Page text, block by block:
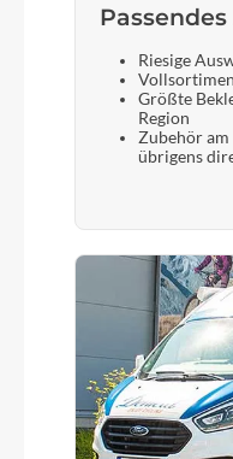
ACROS
SR Suntour
Steerer,
FIT
Riesige
Größte
Region
Zubehör
übrigens